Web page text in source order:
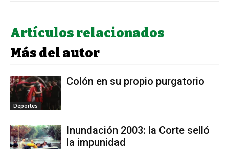
Artículos relacionados
Más del autor
Deportes
Colón en su propio purgatorio
Inundación 2003: la Corte selló
la impunidad